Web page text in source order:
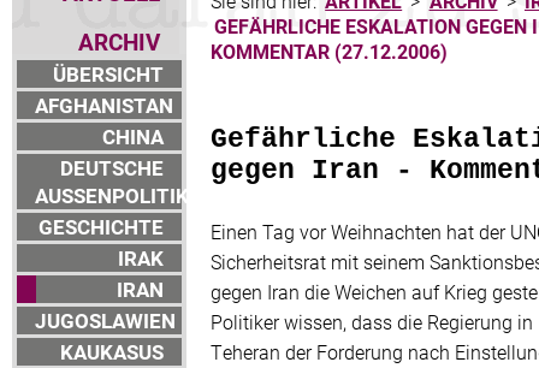
ARCHIV
ÜBERSICHT
AFGHANISTAN
CHINA
DEUTSCHE
AUSSENPOLITIK
GESCHICHTE
IRAK
IRAN
JUGOSLAWIEN
KAUKASUS
GEFÄHRLICHE ESKALATION GEGEN
KOMMENTAR (27.12.2006)
Gefährliche
gegen Iran -
Einen Tag vor Weihnachten hat der
Sicherheitsrat mit seinem
gegen Iran die Weichen auf Krieg
Politiker wissen, dass die Regierung in
Teheran der Forderung nach